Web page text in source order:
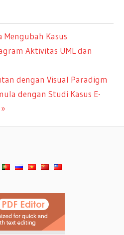
Kasus
Aktivitas UML dan
dengan Visual Paradigm
dengan Studi Kasus E-